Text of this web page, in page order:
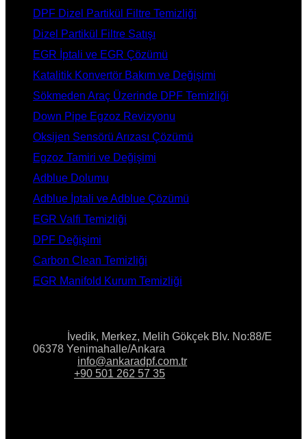
DPF Dizel Partikül Filtre Temizliği
Dizel Partikül Filtre Satışı
EGR İptali ve EGR Çözümü
Katalitik Konvertör Bakım ve Değişimi
Sökmeden Araç Üzerinde DPF Temizliği
Down Pipe Egzoz Revizyonu
Oksijen Sensörü Arızası Çözümü
Egzoz Tamiri ve Değişimi
Adblue Dolumu
Adblue İptali ve Adblue Çözümü
EGR Valfi Temizliği
DPF Değişimi
Carbon Clean Temizliği
EGR Manifold Kurum Temizliği
İvedik, Merkez, Melih Gökçek Blv. No:88/E
06378 Yenimahalle/Ankara
info@ankaradpf.com.tr
+90 501 262 57 35